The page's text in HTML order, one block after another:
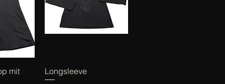
mit
Quick View
Longsleeve